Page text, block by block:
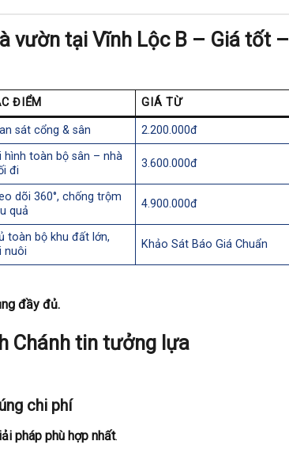
vườn tại Vĩnh Lộc B – Giá tốt –
ĐIỂM GIÁ TỪ
sát cổng & sân 2.200.000đ
hình toàn bộ sân – nhà
đi
3.600.000đ
dõi 360°, chống trộm
quả
4.900.000đ
toàn bộ khu đất lớn,
nuôi
Khảo Sát Báo Giá Chuẩn
đầy đủ.
Chánh tin tưởng lựa
chi phí
pháp phù hợp nhất.